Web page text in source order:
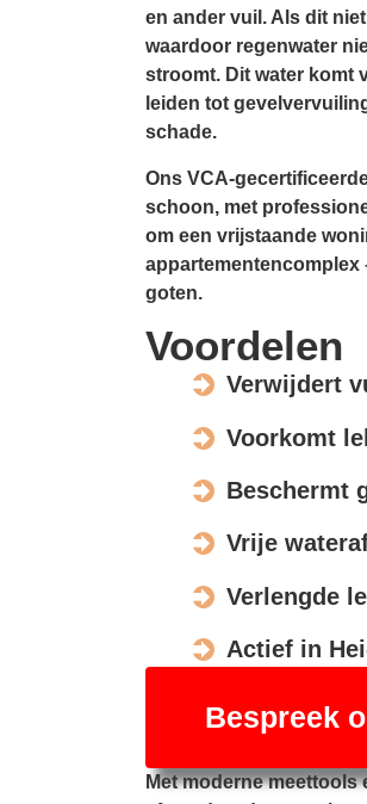
en ander vuil. Als dit
waardoor regenwater
stroomt. Dit water komt
leiden tot
schade.
Ons VCA-
schoon, met
om een vrijstaande
appartementencomplex
goten.
Voordelen
Verwijdert
Voorkomt
Beschermt
Vrije
Verlengde
Actief in
Bespreek
Met moderne meettools